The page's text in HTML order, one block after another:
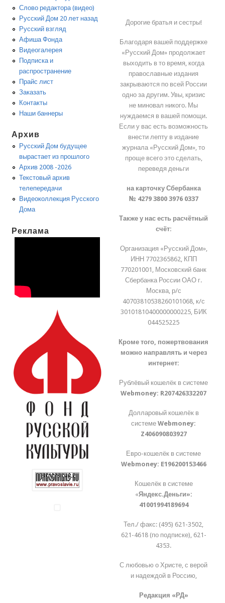
Слово редактора (видео)
Русский Дом 20 лет назад
Русский взгляд
Афиша Фонда
Видеогалерея
Подписка и
распространение
Прайс лист
Заказать
Контакты
Наши баннеры
Архив
Русский Дом будущее
вырастает из прошлого
Архив 2008 -2026
Текстовый архив
телепередачи
Видеоколлекция Русского
Дома
Реклама
Дорогие братья и сестры!
Благодаря вашей поддержке
«Русский Дом» продолжает
выходить в то время, когда
православные издания
закрываются по всей России
одно за другим. Увы, кризис
не миновал никого. Мы
нуждаемся в вашей помощи.
Если у вас есть возможность
внести лепту в издание
журнала «Русский Дом», то
проще всего это сделать,
переведя деньги
на карточку Сбербанка
№ 4279 3800 3976 0337
Также у нас есть расчётный
счёт:
Организация «Русский Дом»,
ИНН 7702365862, КПП
770201001, Московский банк
Сбербанка России ОАО г.
Москва, р/с
40703810538260101068, к/с
30101810400000000225, БИК
044525225
Кроме того, пожертвования
можно направлять и через
интернет:
Рублёвый кошелёк в системе
Webmoney: R207426332207
Долларовый кошелёк в
системеWebmoney:
Z406090803927
Евро-кошелёк в системе
Webmoney: E196200153466
Кошелёк в системе
«Яндекс.Деньги»:
41001994189694
Тел./ факс: (495) 621-3502,
621-4618 (по подписке), 621-
4353.
С любовью о Христе, с верой
и надеждой в Россию,
Редакция «РД»